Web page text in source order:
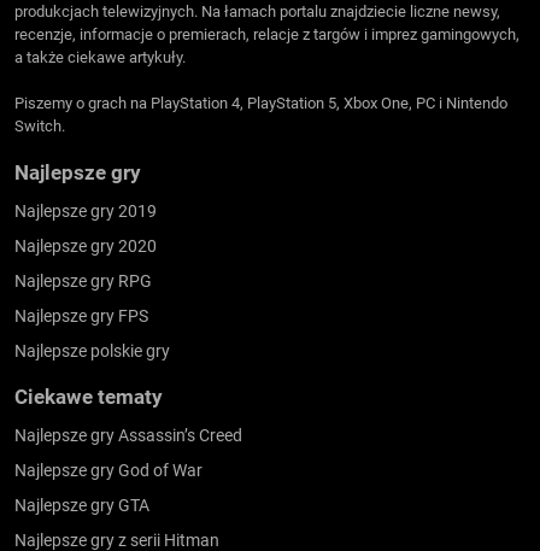
produkcjach telewizyjnych. Na łamach portalu znajdziecie liczne newsy,
recenzje, informacje o premierach, relacje z targów i imprez gamingowych,
a także ciekawe artykuły.
Piszemy o grach na PlayStation 4, PlayStation 5, Xbox One, PC i Nintendo
Switch.
Najlepsze gry
Najlepsze gry 2019
Najlepsze gry 2020
Najlepsze gry RPG
Najlepsze gry FPS
Najlepsze polskie gry
Ciekawe tematy
Najlepsze gry Assassin’s Creed
Najlepsze gry God of War
Najlepsze gry GTA
Najlepsze gry z serii Hitman